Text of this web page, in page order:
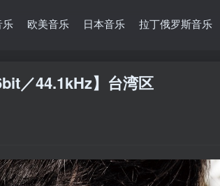
乐 欧美音乐 日本音乐 拉丁俄罗斯音乐
／44.1kHz】台湾区